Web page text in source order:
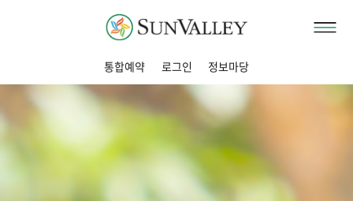
통합예약 로그인 정보마당